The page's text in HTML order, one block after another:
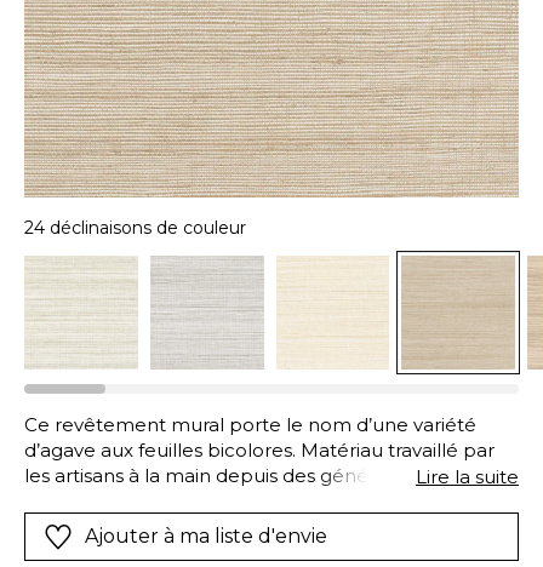
24 déclinaisons de couleur
Ce revêtement mural porte le nom d’une variété
d’agave aux feuilles bicolores. Matériau travaillé par
les artisans à la main depuis des générations, il est
subtilement contrastées et teints dans une palette
de couleurs terrestres. En raison de leur caractère
Lire la suite
Ajouter à ma liste d'envie